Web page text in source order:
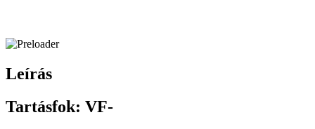
Leírás
Tartásfok: VF-